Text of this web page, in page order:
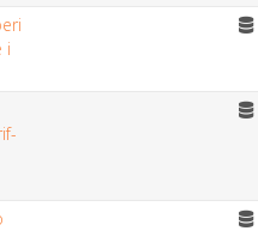
i